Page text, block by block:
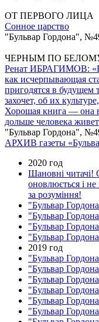
ОТ ПЕРВОГО ЛИЦА
Сонное царство
"Бульвар Гордона",
ЧЕРНЫМ ПО
Ренат ИБРАГИМОВ:
как исчерпывающая
пригодятся в
захочет, об их
Хорошая книга — она
дольше человека
"Бульвар Гордона",
АРХИВ газеты
2020 год
Шановні читачі!
оновлюється і
за розуміння!
"Бульвар
"Бульвар
"Бульвар
"Бульвар
2019 год
"Бульвар
"Бульвар
"Бульвар
"Бульвар
"Бульвар
"Бульвар